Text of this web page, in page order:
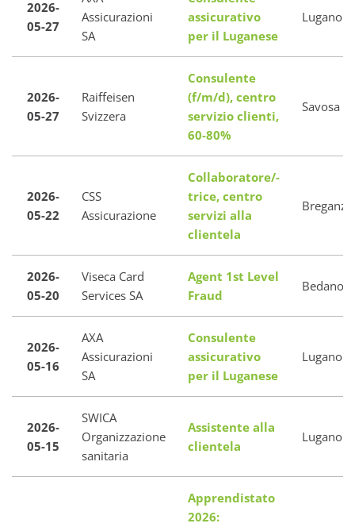
2026-
05-27
Assicurazioni
SA
assicurativo
per il Luganese
Lugano
2026-
05-27
Raiffeisen
Svizzera
Consulente
(f/m/d), centro
servizio clienti,
60-80%
Savosa
2026-
05-22
CSS
Assicurazione
Collaboratore/-
trice, centro
servizi alla
clientela
2026-
05-20
Viseca Card
Services SA
Agent 1st Level
Fraud
Bedano
2026-
05-16
AXA
Assicurazioni
SA
Consulente
assicurativo
per il Luganese
Lugano
2026-
05-15
SWICA
Organizzazione
sanitaria
Assistente alla
clientela
Lugano
Apprendistato
2026: